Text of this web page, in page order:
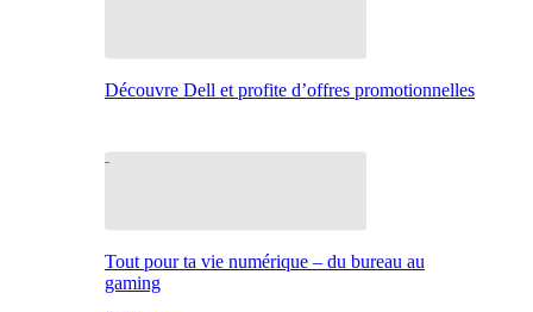
Découvre Dell et profite d’offres promotionnelles
Tout pour ta vie numérique – du bureau au
gaming